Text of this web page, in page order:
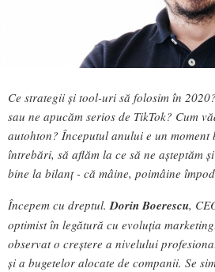
Ce strategii și tool-uri să folosim în
sau ne apucăm serios de TikTok? Cum
autohton? Începutul anului e un moment
întrebări, să aflăm la ce să ne așteptăm
bine la bilanț - că mâine, poimâine
Începem cu dreptul. Dorin Boerescu,
optimist în legătură cu evoluția
observat o creștere a nivelului
și a bugetelor alocate de companii. Se